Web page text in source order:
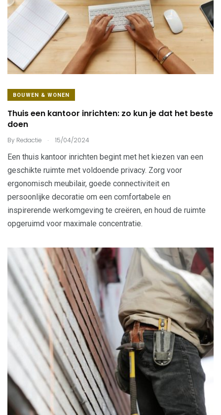
BOUWEN & WONEN
Thuis een kantoor inrichten: zo kun je dat het beste
doen
By Redactie . 15/04/2024
Een thuis kantoor inrichten begint met het kiezen van een
geschikte ruimte met voldoende privacy. Zorg voor
ergonomisch meubilair, goede connectiviteit en
persoonlijke decoratie om een comfortabele en
inspirerende werkomgeving te creëren, en houd de ruimte
opgeruimd voor maximale concentratie.